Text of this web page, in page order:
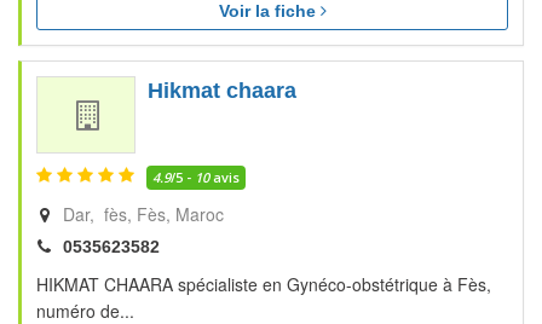
Voir la fiche
Hikmat chaara
4.9/5 - 10avis
Dar, fès Fès Maroc
0535623582
HIKMAT CHAARA spécialiste en Gynéco-obstétrique à Fès,
numéro de...